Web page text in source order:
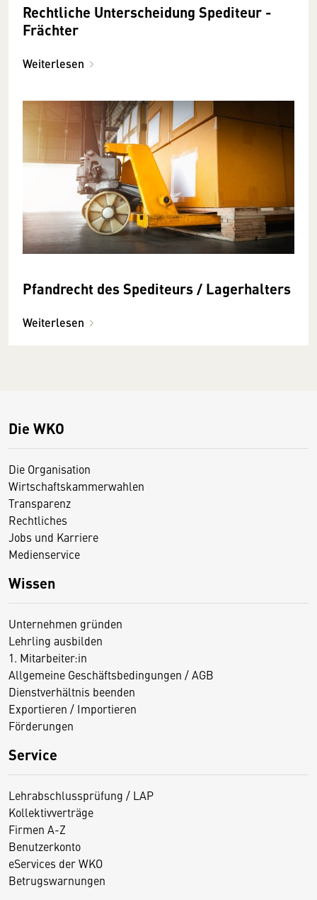
Rechtliche Unterscheidung Spediteur -
Frächter
Weiterlesen
Pfandrecht des Spediteurs / Lagerhalters
Weiterlesen
Die WKO
Die Organisation
Wirtschaftskammerwahlen
Transparenz
Rechtliches
Jobs und Karriere
Medienservice
Wissen
Unternehmen gründen
Lehrling ausbilden
1. Mitarbeiter:in
Allgemeine Geschäftsbedingungen / AGB
Dienstverhältnis beenden
Exportieren / Importieren
Förderungen
Service
Lehrabschlussprüfung / LAP
Kollektivverträge
Firmen A-Z
Benutzerkonto
eServices der WKO
Betrugswarnungen